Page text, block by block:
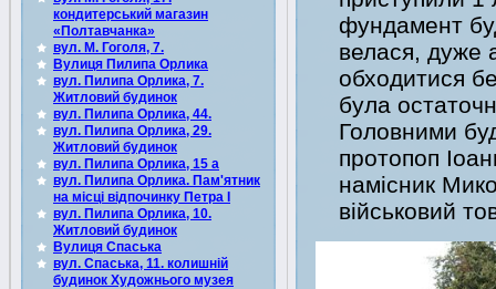
кондитерський магазин
«Полтавчанка»
вул. М. Гоголя, 7.
Вулиця Пилипа Орлика
вул. Пилипа Орлика, 7.
Житловий будинок
вул. Пилипа Орлика, 44.
вул. Пилипа Орлика, 29.
Житловий будинок
вул. Пилипа Орлика, 15 а
вул. Пилипа Орлика. Пам'ятник
на місці відпочинку Петра I
вул. Пилипа Орлика, 10.
Житловий будинок
Вулиця Спаська
вул. Спаська, 11. колишній
будинок Художнього музея
фундамент
велася, дуже
обходитися
була
Головними
протопоп
намісник
військовий